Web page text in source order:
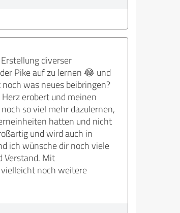
diverser
Pike auf zu lernen 😂 und
was neues beibringen?
erobert und meinen
so viel mehr dazulernen,
hatten und nicht
und wird auch in
ich wünsche dir noch viele
Verstand. Mit
noch weitere